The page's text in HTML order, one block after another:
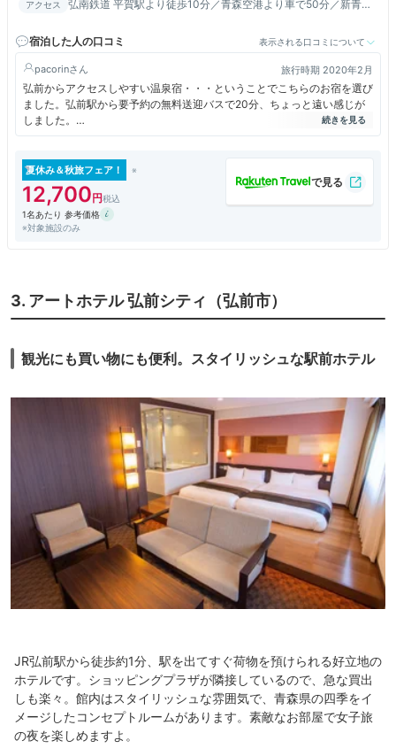
アクセス
弘南鉄道 平賀駅より徒歩10分／青森空港より車で50分／新青森
宿泊した人の口コミ
表示される口コミについて
pacorin 旅行時期 2020年2月
弘前からアクセスしやすい温泉宿・・・ということでこちらのお宿を選び
ました。弘前駅から要予約の無料送迎バスで20分、ちょっと遠い感じが
しました。
で、静かに過ごせました。一番新しい「花館」の和室に泊まりました。2
人だったので広々して快適でした。夜には気づかなかったのですが、窓か
らりんご大観音像が見えて驚きました。
「りんご風呂」がある大浴場は健康ランドのような雰囲気でしたが、広い
お料理はランクアップした和食膳をいただきましたが、内容も量もたっぷ
りでとても美味しかったです。青森県産の海の幸やおいしいしゃぶしゃぶ
プやのれそれ丼など美味しくいただきました。
（忘れて置いてきてしまいました。）
夏休み＆秋旅フェア！
12,700
1名あたり 参考価格
※対象施設のみ
3. アートホテル 弘前シティ（弘前市）
観光にも買い物にも便利。スタイリッシュな駅前ホテル
JR弘前駅から徒歩約1分、駅を出てすぐ荷物を預けられる好立地の
ホテルです。ショッピングプラザが隣接しているので、急な買出
しも楽々。館内はスタイリッシュな雰囲気で、青森県の四季をイ
メージしたコンセプトルームがあります。素敵なお部屋で女子旅
の夜を楽しめますよ。